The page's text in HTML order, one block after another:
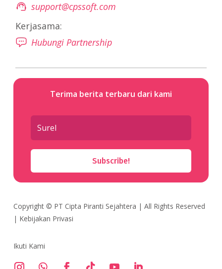
support@cpssoft.com
Kerjasama:
Hubungi Partnership
Terima berita terbaru dari kami
Subscribe!
Copyright © PT Cipta Piranti Sejahtera | All Rights Reserved
| Kebijakan Privasi
Ikuti Kami